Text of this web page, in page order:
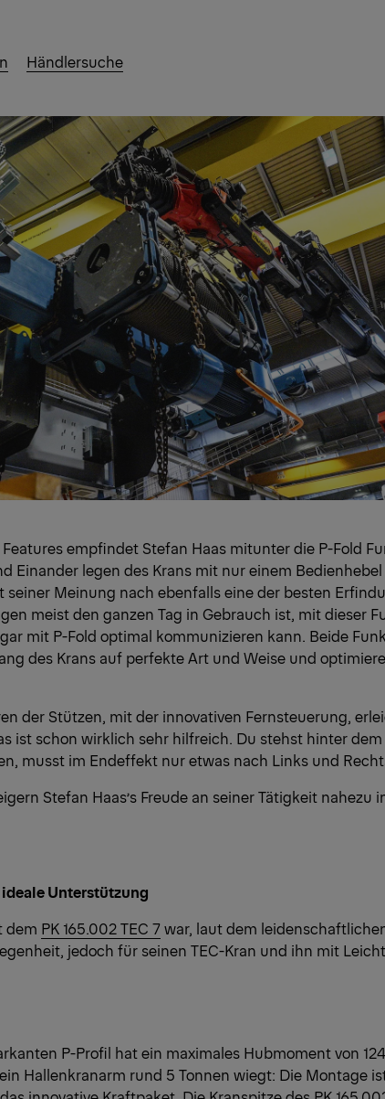
Händlersuche
empfindet Stefan Haas mitunter die P-Fold
Einander legen des Krans mit nur einem
seiner Meinung nach ebenfalls eine der besten
meist den ganzen Tag in Gebrauch ist, mit dieser
mit P-Fold optimal kommunizieren kann. Beide
des Krans auf perfekte Art und Weise und
der Stützen, mit der innovativen Fernsteuerung,
ist schon wirklich sehr hilfreich. Du stehst hinter
musst im Endeffekt nur etwas nach Links und
Stefan Haas’s Freude an seiner Tätigkeit nahezu
ideale Unterstützung
dem PK 165.002 TEC 7 war, laut dem
jedoch für seinen TEC-Kran und ihn mit
P-Profil hat ein maximales Hubmoment von
Hallenkranarm rund 5 Tonnen wiegt: Die Montage